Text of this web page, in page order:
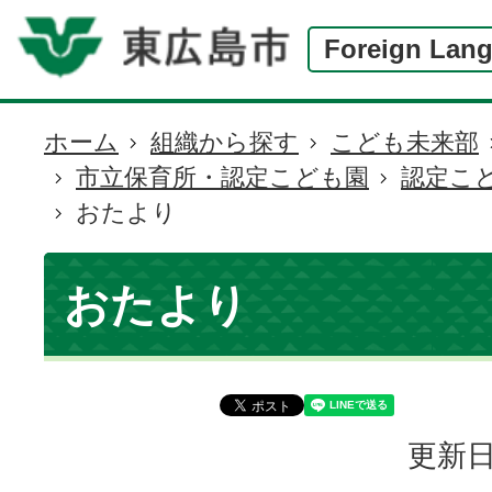
Foreign
現
在
の
位
ホーム 組織から探す
こども未来部
市立保育所・認定こども園
認定こ
おたより
おたより
更新